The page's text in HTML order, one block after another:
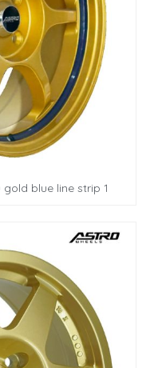
gold blue line strip 1